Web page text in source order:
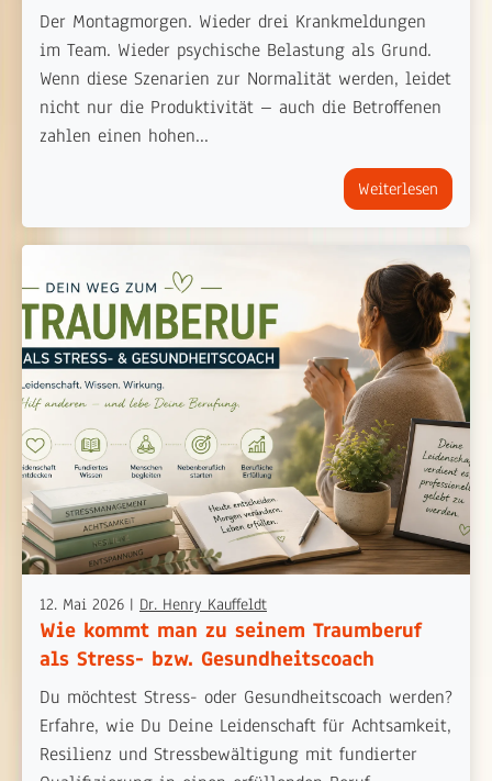
Der Montagmorgen. Wieder drei Krankmeldungen
im Team. Wieder psychische Belastung als Grund.
Wenn diese Szenarien zur Normalität werden, leidet
nicht nur die Produktivität – auch die Betroffenen
zahlen einen hohen...
Weiterlesen
12. Mai 2026 | Dr. Henry Kauffeldt
Wie kommt man zu seinem Traumberuf
als Stress- bzw. Gesundheitscoach
Du möchtest Stress- oder Gesundheitscoach werden?
Erfahre, wie Du Deine Leidenschaft für Achtsamkeit,
Resilienz und Stressbewältigung mit fundierter